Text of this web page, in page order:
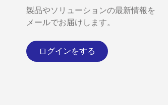
製品やソリューションの最新情報を
メールでお届けします。
ログインをする